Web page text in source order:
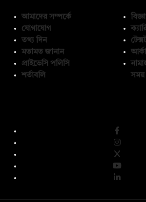
আমাদের সম্পর্কে
যোগাযোগ
তথ্য দিন
মতামত জানান
প্রাইভেসি পলিসি
শর্তাবলি
সময়